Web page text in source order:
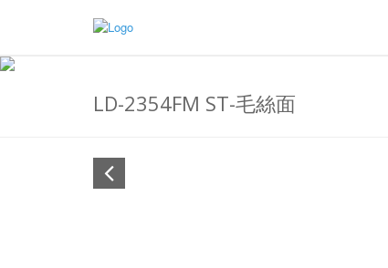
LD-2354FM ST-毛絲面